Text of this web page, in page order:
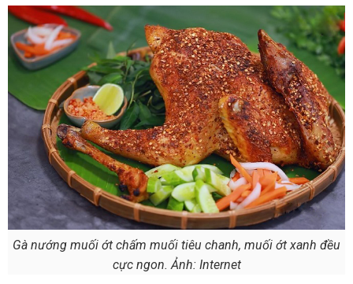
Gà nướng muối ớt chấm muối tiêu chanh, muối ớt xanh đều
cực ngon. Ảnh: Internet